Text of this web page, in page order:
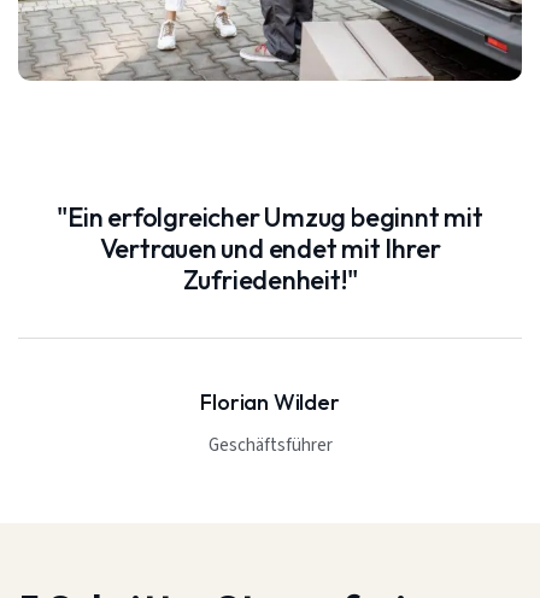
"Ein erfolgreicher Umzug beginnt mit
Vertrauen und endet mit Ihrer
Zufriedenheit!"
Florian Wilder
Geschäftsführer